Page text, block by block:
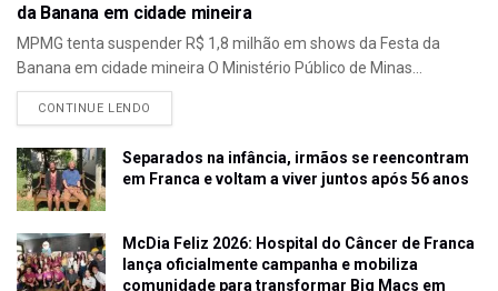
da Banana em cidade mineira
MPMG tenta suspender R$ 1,8 milhão em shows da Festa da
Banana em cidade mineira O Ministério Público de Minas...
CONTINUE LENDO
Separados na infância, irmãos se reencontram
em Franca e voltam a viver juntos após 56 anos
McDia Feliz 2026: Hospital do Câncer de Franca
lança oficialmente campanha e mobiliza
comunidade para transformar Big Macs em